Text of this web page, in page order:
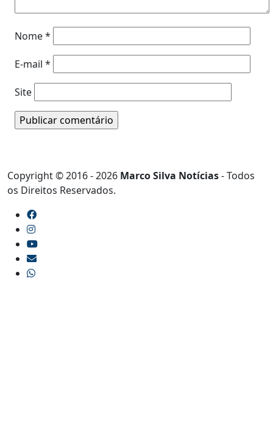
Nome*
E-mail *
Site
Copyright © 2016 - 2026 Marco Silva Notícias- Todos
os Direitos Reservados.